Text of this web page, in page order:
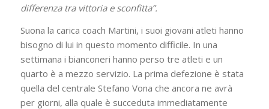
differenza tra vittoria e sconfitta”.
Suona la carica coach Martini, i suoi giovani atleti hanno
bisogno di lui in questo momento difficile. In una
settimana i bianconeri hanno perso tre atleti e un
quarto è a mezzo servizio. La prima defezione è stata
quella del centrale Stefano Vona che ancora ne avrà
per giorni, alla quale è succeduta immediatamente